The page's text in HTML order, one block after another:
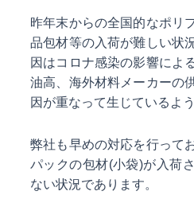
昨年末からの全国的なポリ
品包材等の入荷が難しい状
因はコロナ感染の影響によ
油高、海外材料メーカーの
因が重なって生じているよう
弊社も早めの対応を行って
パックの包材(小袋)が入荷
ない状況であります。